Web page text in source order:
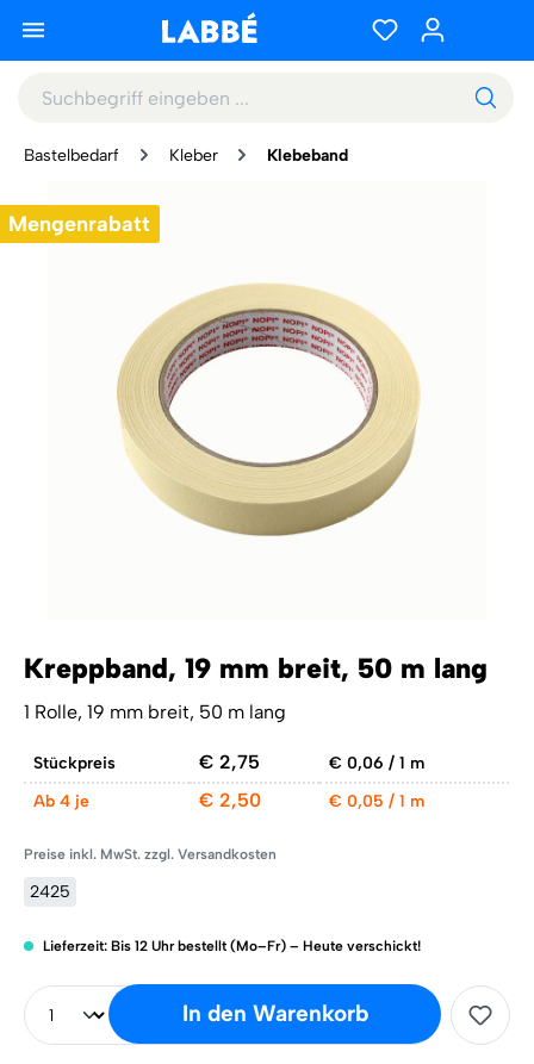
Bastelbedarf Kleber Klebeband
Mengenrabatt
Kreppband, 19 mm breit, 50 m lang
1 Rolle, 19 mm breit, 50 m lang
Stückpreis € 2,75
€ 0,06 / 1 m
Ab 4 je € 2,50 € 0,05 / 1 m
Preise inkl. MwSt. zzgl. Versandkosten
2425
Lieferzeit: Bis 12 Uhr bestellt (Mo–Fr) – Heute verschickt!
In den Warenkorb